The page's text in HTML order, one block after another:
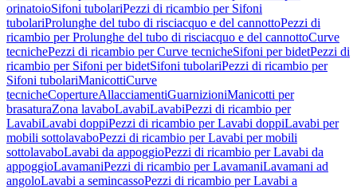
orinatoioSifoni tubolariPezzi di ricambio per Sifoni
tubolariProlunghe del tubo di risciacquo e del cannottoPezzi di
ricambio per Prolunghe del tubo di risciacquo e del cannottoCurve
tecnichePezzi di ricambio per Curve tecnicheSifoni per bidetPezzi di
ricambio per Sifoni per bidetSifoni tubolariPezzi di ricambio per
Sifoni tubolariManicottiCurve
tecnicheCopertureAllacciamentiGuarnizioniManicotti per
brasaturaZona lavaboLavabiLavabiPezzi di ricambio per
LavabiLavabi doppiPezzi di ricambio per Lavabi doppiLavabi per
mobili sottolavaboPezzi di ricambio per Lavabi per mobili
sottolavaboLavabi da appoggioPezzi di ricambio per Lavabi da
appoggioLavamaniPezzi di ricambio per LavamaniLavamani ad
angoloLavabi a semincassoPezzi di ricambio per Lavabi a